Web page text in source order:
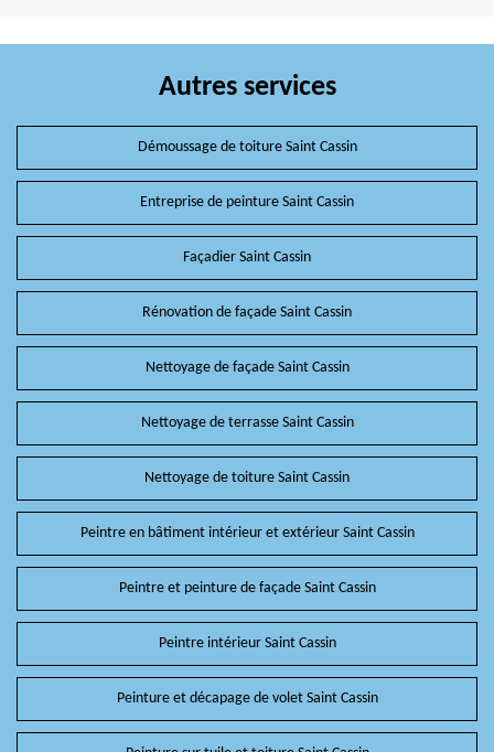
Autres services
Démoussage de toiture Saint Cassin
Entreprise de peinture Saint Cassin
Façadier Saint Cassin
Rénovation de façade Saint Cassin
Nettoyage de façade Saint Cassin
Nettoyage de terrasse Saint Cassin
Nettoyage de toiture Saint Cassin
Peintre en bâtiment intérieur et extérieur Saint Cassin
Peintre et peinture de façade Saint Cassin
Peintre intérieur Saint Cassin
Peinture et décapage de volet Saint Cassin